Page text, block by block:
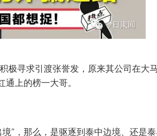
极寻求引渡张誉发，原来其公司在大
通上的榜一大哥。
”，那么，是驱逐到泰中边境、还是泰